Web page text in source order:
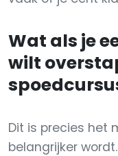
Wat als je
wilt
Dit is precies het
belangrijker